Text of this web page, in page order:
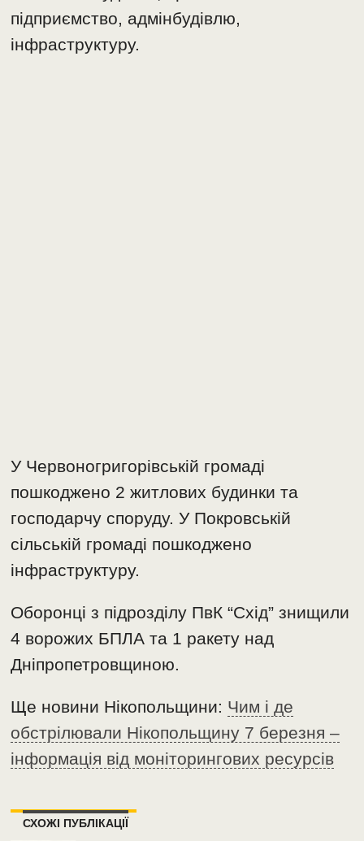
підприємство, адмінбудівлю,
інфраструктуру.
У Червоногригорівській громаді
пошкоджено 2 житлових будинки та
господарчу споруду. У Покровській
сільській громаді пошкоджено
інфраструктуру.
Оборонці з підрозділу ПвК “Схід” знищили
4 ворожих БПЛА та 1 ракету над
Дніпропетровщиною.
Ще новини Нікопольщини: Чим і де
обстрілювали Нікопольщину 7 березня –
інформація від моніторингових ресурсів
СХОЖІ ПУБЛІКАЦІЇ